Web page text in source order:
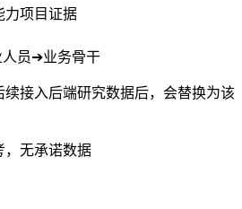
力项目证据
员➔业务骨干
续接入后端研究数据后，会替换为该
，无承诺数据